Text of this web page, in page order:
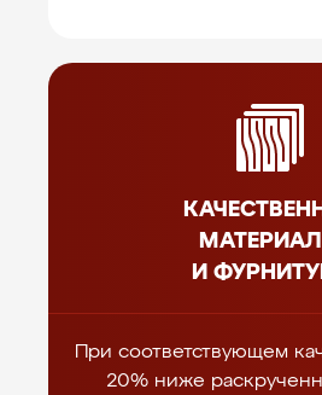
И
При соответствующем
20% ниже